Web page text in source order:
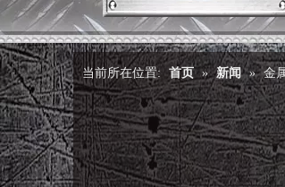
当前所在位置: 首页 » 新闻 » 金